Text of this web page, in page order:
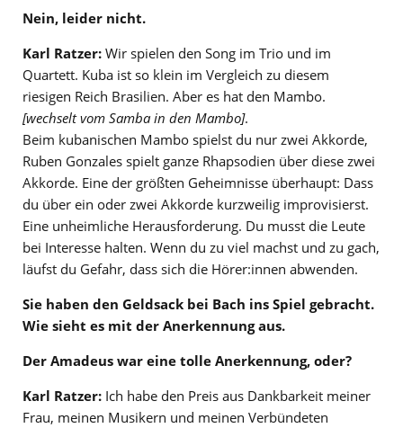
Nein, leider nicht.
Karl Ratzer: Wir spielen den Song im Trio und im
Quartett. Kuba ist so klein im Vergleich zu diesem
riesigen Reich Brasilien. Aber es hat den Mambo.
[wechselt vom Samba in den Mambo].
Beim kubanischen Mambo spielst du nur zwei Akkorde,
Ruben Gonzales spielt ganze Rhapsodien über diese zwei
Akkorde. Eine der größten Geheimnisse überhaupt: Dass
du über ein oder zwei Akkorde kurzweilig improvisierst.
Eine unheimliche Herausforderung. Du musst die Leute
bei Interesse halten. Wenn du zu viel machst und zu gach,
läufst du Gefahr, dass sich die Hörer:innen abwenden.
Sie haben den Geldsack bei Bach ins Spiel gebracht.
Wie sieht es mit der Anerkennung aus.
Der Amadeus war eine tolle Anerkennung, oder?
Karl Ratzer: Ich habe den Preis aus Dankbarkeit meiner
Frau, meinen Musikern und meinen Verbündeten